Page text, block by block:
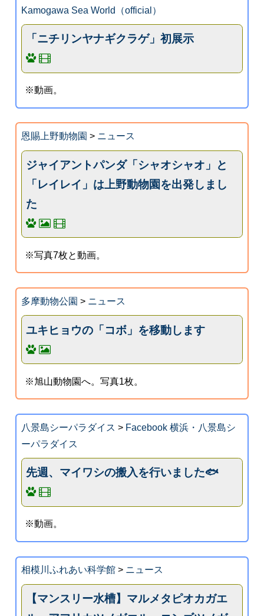
Kamogawa Sea World（official）
「ニチリンヤナギクラゲ」初展示
※動画。
恩賜上野動物園 > ニュース
ジャイアントパンダ「シャオシャオ」と
「レイレイ」は上野動物園を出発しまし
た
※写真7枚と動画。
多摩動物公園 > ニュース
ユキヒョウの「コボ」を移動します
※旭山動物園へ。写真1枚。
八景島シーパラダイス > Facebook 横浜・八景島シ
ーパラダイス
先週、マイワシの搬入を行いました🐟
※動画。
相模川ふれあい科学館> ニュース
【マンスリー水槽】マルメタピオカガエ